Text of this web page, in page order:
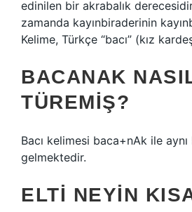
edinilen bir akrabalık
zamanda kayınbiraderinin
Kelime, Türkçe “bacı” (kız
BACANAK
TÜREMIŞ?
Bacı kelimesi baca+nAk ile
gelmektedir.
ELTI NEYIN